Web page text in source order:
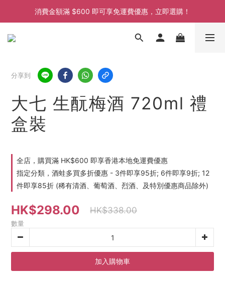
消費金額滿 $600 即可享免運費優惠，立即選購！
消費金額滿 $600 即可享免運費優惠，立即選購！
消費金額滿 $600 即可享免運費優惠，立即選購！
分享到
大七 生酛梅酒 720ml 禮
盒裝
全店，購買滿 HK$600 即享香港本地免運費優惠
指定分類，酒蛙多買多折優惠 - 3件即享95折; 6件即享9折; 12
件即享85折 (稀有清酒、葡萄酒、烈酒、及特別優惠商品除外)
HK$298.00 HK$338.00
數量
加入購物車